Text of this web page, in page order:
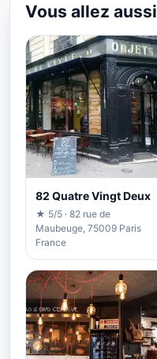
Vous allez
82 Quatre Vingt Deux
★ 5/5 · 82 rue de
Maubeuge, 75009 Paris
France